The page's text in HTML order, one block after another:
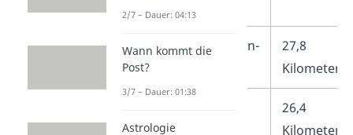
9.
Taihangshan-
27,8
Kilometer
26,4
Kilometer
2/7 – Dauer: 04:13
Wann kommt die
Post?
3/7 – Dauer: 01:38
Astrologie